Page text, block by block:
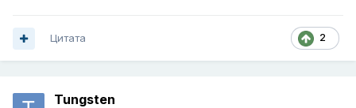
2
Цитата
Tungsten